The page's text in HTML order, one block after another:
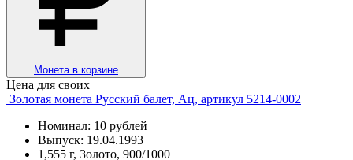
Монета в корзине
Цена для своих
Золотая монета Русский балет, Ац, артикул 5214-0002
Номинал: 10 рублей
Выпуск: 19.04.1993
1,555 г, Золото, 900/1000